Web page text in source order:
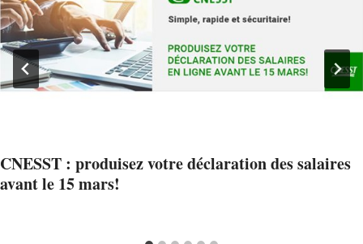
CNESST : produisez votre déclaration des salaires
avant le 15 mars!